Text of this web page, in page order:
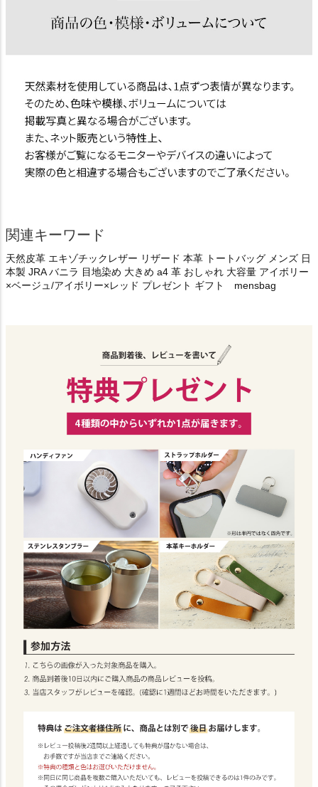
関連キーワード
天然皮革 エキゾチックレザー リザード 本革 トートバッグ メンズ 日
本製 JRA バニラ 目地染め 大きめ a4 革 おしゃれ 大容量 アイボリー
×ベージュ/アイボリー×レッド プレゼント ギフト mensbag